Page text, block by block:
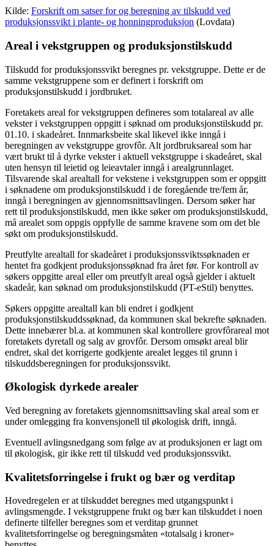
Kilde: Forskrift om satser for og beregning av tilskudd ved
produksjonssvikt i plante- og honningproduksjon (Lovdata)
Areal i vekstgruppen og produksjonstilskudd
Tilskudd for produksjonssvikt beregnes pr. vekstgruppe. Dette er de
samme vekstgruppene som er definert i forskrift om
produksjonstilskudd i jordbruket.
Foretakets areal for vekstgruppen defineres som totalareal av alle
vekster i vekstgruppen oppgitt i søknad om produksjonstilskudd pr.
01.10. i skadeåret. Innmarksbeite skal likevel ikke inngå i
beregningen av vekstgruppe grovfôr. Alt jordbruksareal som har
vært brukt til å dyrke vekster i aktuell vekstgruppe i skadeåret, skal
uten hensyn til leietid og leieavtaler inngå i arealgrunnlaget.
Tilsvarende skal arealtall for vekstene i vekstgruppen som er oppgitt
i søknadene om produksjonstilskudd i de foregående tre/fem år,
inngå i beregningen av gjennomsnittsavlingen. Dersom søker har
rett til produksjonstilskudd, men ikke søker om produksjonstilskudd,
må arealet som oppgis oppfylle de samme kravene som om det ble
søkt om produksjonstilskudd.
Preutfylte arealtall for skadeåret i produksjonssviktssøknaden er
hentet fra godkjent produksjonssøknad fra året før. For kontroll av
søkers oppgitte areal eller om preutfylt areal også gjelder i aktuelt
skadeår, kan søknad om produksjonstilskudd (PT-eStil) benyttes.
Søkers oppgitte arealtall kan bli endret i godkjent
produksjonstilskuddssøknad, da kommunen skal bekrefte søknaden.
Dette innebærer bl.a. at kommunen skal kontrollere grovfôrareal mot
foretakets dyretall og salg av grovfôr. Dersom omsøkt areal blir
endret, skal det korrigerte godkjente arealet legges til grunn i
tilskuddsberegningen for produksjonssvikt.
Økologisk dyrkede arealer
Ved beregning av foretakets gjennomsnittsavling skal areal som er
under omlegging fra konvensjonell til økologisk drift, inngå.
Eventuell avlingsnedgang som følge av at produksjonen er lagt om
til økologisk, gir ikke rett til tilskudd ved produksjonssvikt.
Kvalitetsforringelse i frukt og bær og verditap
Hovedregelen er at tilskuddet beregnes med utgangspunkt i
avlingsmengde. I vekstgruppene frukt og bær kan tilskuddet i noen
definerte tilfeller beregnes som et verditap grunnet
kvalitetsforringelse og beregningsmåten «totalsalg i kroner»